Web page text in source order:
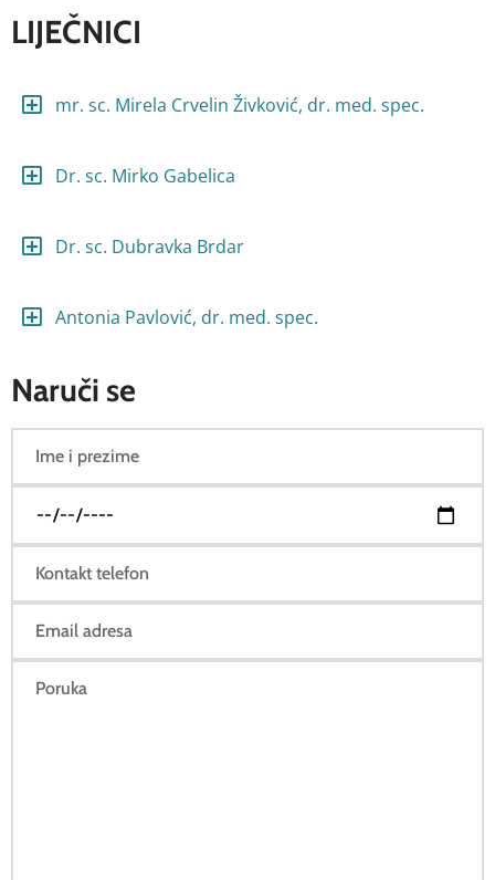
LIJEČNICI
mr. sc. Mirela Crvelin Živković, dr. med. spec.
Dr. sc. Mirko Gabelica
Dr. sc. Dubravka Brdar
Antonia Pavlović, dr. med. spec.
Naruči se